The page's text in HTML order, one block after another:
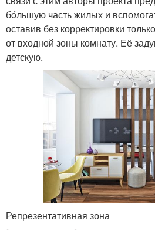
бόльшую часть жилых и
оставив без корректировки
от входной зоны комнату. Её
детскую.
Репрезентативная зона